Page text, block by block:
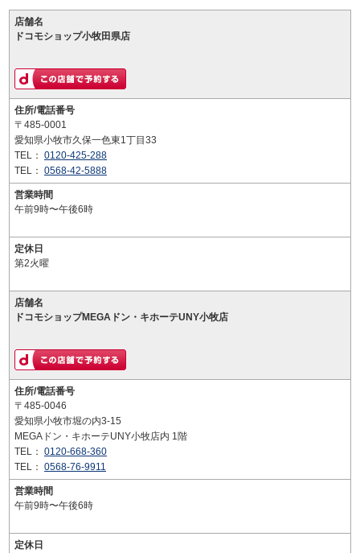
店舗名
ドコモショップ小牧田県店
住所/電話番号
〒485-0001
愛知県小牧市久保一色東1丁目33
TEL： 0120-425-288
TEL： 0568-42-5888
営業時間
午前9時〜午後6時
定休日
第2火曜
店舗名
ドコモショップMEGAドン・キホーテUNY小牧店
住所/電話番号
〒485-0046
愛知県小牧市堀の内3-15
MEGAドン・キホーテUNY小牧店内 1階
TEL： 0120-668-360
TEL： 0568-76-9911
営業時間
午前9時〜午後6時
定休日